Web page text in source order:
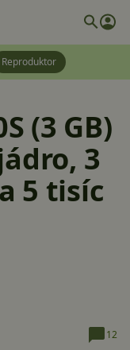
Reproduktor
(3 GB)
3
5 tisíc
12